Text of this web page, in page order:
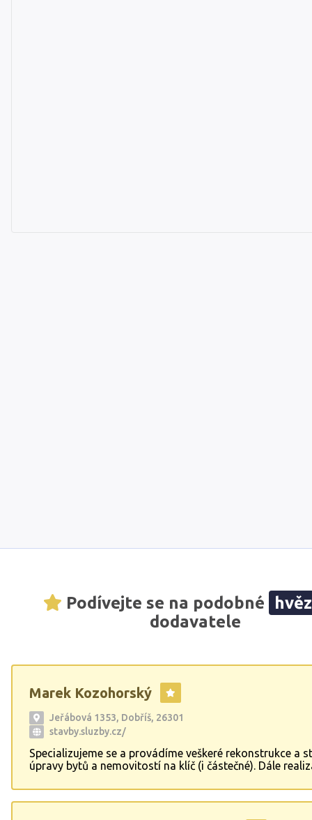
Podívejte se na podobné
dodavatele
Marek Kozohorský
Jeřábová 1353, Dobříš, 26301
stavby.sluzby.cz/
Specializujeme se a provádíme veškeré rekonstrukce a
úpravy bytů a nemovitostí na klíč (i částečné). Dále
nemovitosti z pohodlí externího zařízení ať jste kdekoliv.
Rekonstrukce interiéru a exteriéru bytů a nemovitostí •